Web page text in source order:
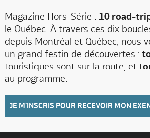
Magazine Hors-Série : 10 road-
le Québec. À travers ces dix
depuis Montréal et Québec, nous
un grand festin de découvertes :
touristiques sont sur la route, et t
au programme.
JE M'INSCRIS POUR RECEVOIR MON